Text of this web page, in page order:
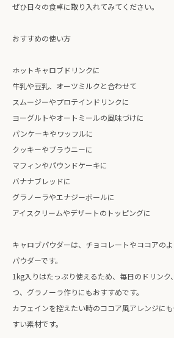
ぜひ日々の食卓に取り入れてみてください。
おすすめの使い方
ホットキャロブドリンクに
牛乳や豆乳、オーツミルクと合わせて
スムージーやプロテインドリンクに
ヨーグルトやオートミールの風味づけに
パンケーキやワッフルに
クッキーやブラウニーに
マフィンやパウンドケーキに
バナナブレッドに
グラノーラやエナジーボールに
アイスクリームやデザートのトッピングに
キャロブパウダーは、チョコレートやココアの
パウダーです。
1kg入りはたっぷり使えるため、毎日のドリンク
つ、グラノーラ作りにもおすすめです。
カフェインを控えたい時のココア風アレンジに
すい素材です。